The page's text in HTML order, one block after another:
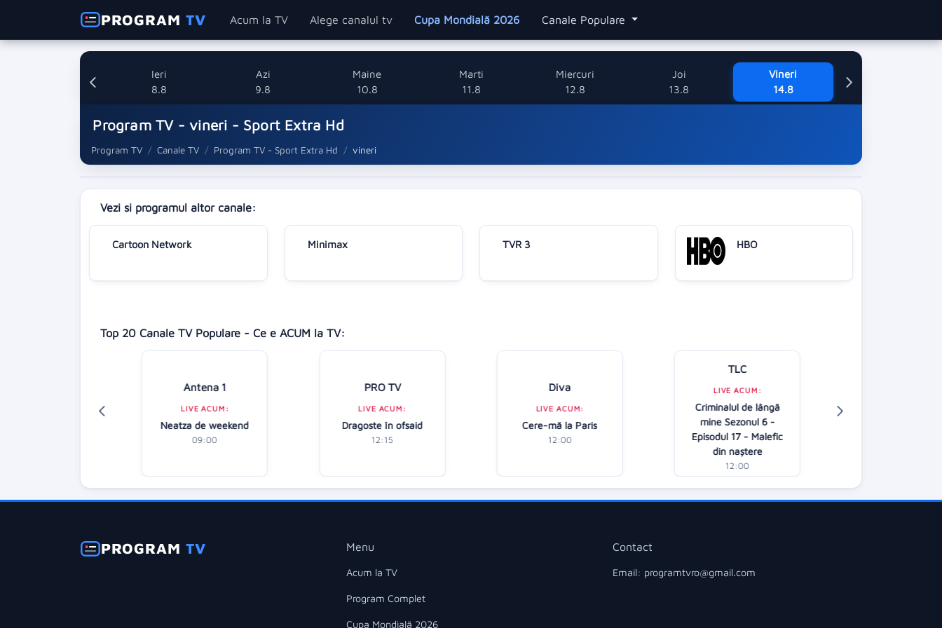
PROGRAMTV Acum la TV Alege canalul tv Cupa Mondială 2026 Canale Populare
Ieri
8.8
Azi
9.8
Maine
10.8
Marti
11.8
Miercuri
12.8
Joi
13.8
Vineri
14.8
Program TV - vineri - Sport Extra Hd
Program TV Canale TV Program TV - Sport Extra Hd vineri
Vezi si programul altor canale:
Cartoon Network Minimax TVR 3 HBO
Top 20 Canale TV Populare - Ce e ACUM la TV:
Antena 1
LIVE ACUM:
Neatza de weekend
09:00
PRO TV
LIVE ACUM:
Dragoste în ofsaid
12:15
Diva
LIVE ACUM:
Cere-mă la Paris
12:00
TLC
LIVE ACUM:
Criminalul de lângă
mine Sezonul 6 -
Episodul 17 - Malefic
din naștere
12:00
PROGRAMTV Menu
Acum la TV
Program Complet
Cupa Mondială 2026
Contact
Email: programtvro@gmail.com